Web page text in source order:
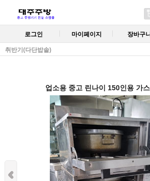
로그인 마이페이지 장바구
취반기(다단밥솥)
업소용 중고 린나이 150인용 가